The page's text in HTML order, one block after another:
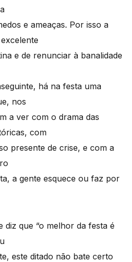
e ameaças. Por isso a
e de renunciar à banalidade
há na festa uma
nos
a ver com o drama das
com
presente de crise, e com a
a gente esquece ou faz por
diz que “o melhor da festa é
este ditado não bate certo